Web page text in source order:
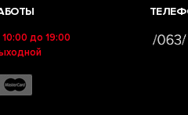
до 19:00